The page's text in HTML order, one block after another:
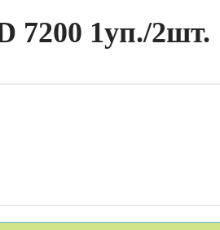
7200 1уп./2шт.